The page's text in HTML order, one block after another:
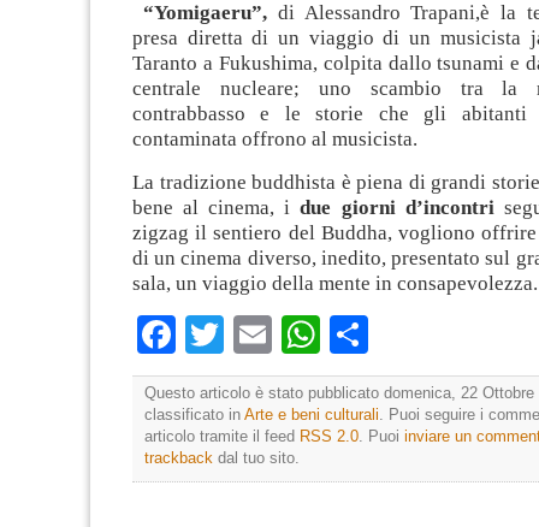
“Yomigaeru”, di Alessandro Trapani,è la
presa diretta di un viaggio di un musicista
Taranto a Fukushima, colpita dallo tsunami e
centrale nucleare; uno scambio tra la
contrabbasso e le storie che gli
contaminata offrono al musicista.
La tradizione buddhista è piena di grandi
bene al cinema, idue giorni d’incontri
zigzag il sentiero del Buddha, vogliono
di un cinema diverso, inedito, presentato sul
sala, un viaggio della mente in consapevolezza.
Facebook
TwitterEmailWhatsApp
Questo articolo è stato pubblicato domenica, 22 Ottobre
classificato in Arte e beni culturali. Puoi seguire i
articolo tramite il feed RSS 2.0. Puoi inviare un
trackback dal tuo sito.